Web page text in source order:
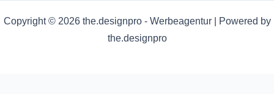
Copyright © 2026 the.designpro - Werbeagentur | Powered by
the.designpro